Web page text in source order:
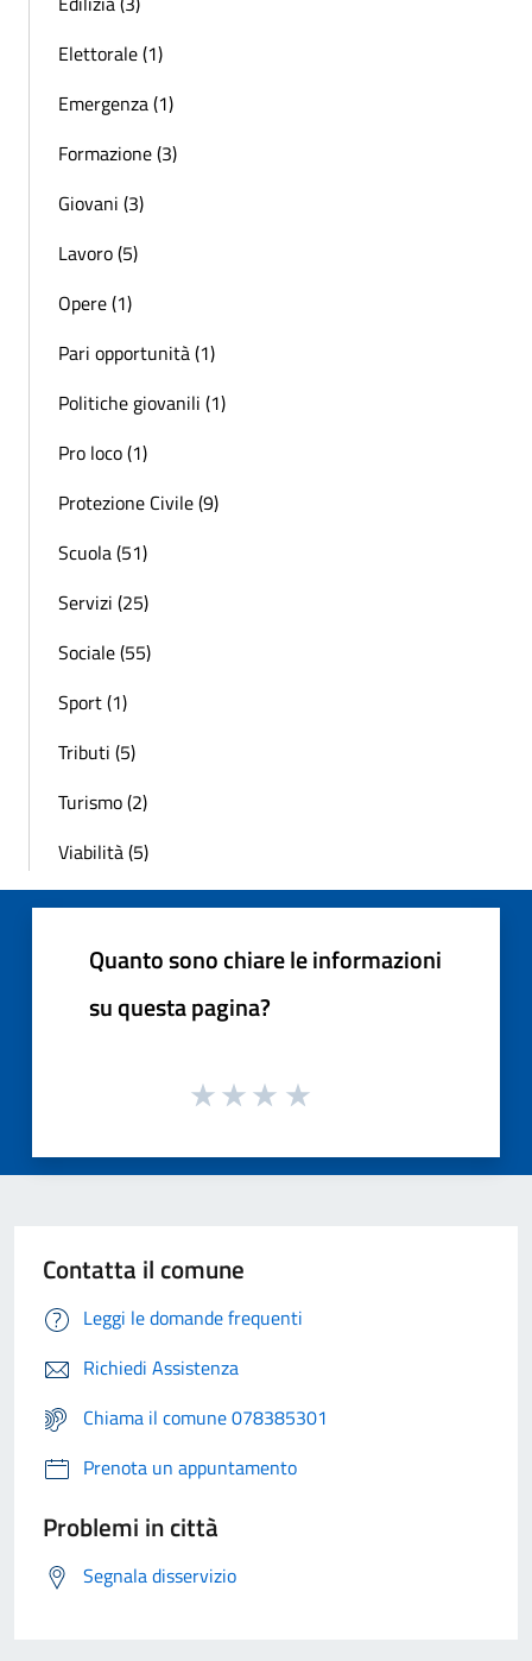
Elettorale (1)
Emergenza (1)
Formazione (3)
Giovani (3)
Lavoro (5)
Opere (1)
Pari opportunità (1)
Politiche giovanili (1)
Pro loco (1)
Protezione Civile (9)
Scuola (51)
Servizi (25)
Sociale (55)
Sport (1)
Tributi (5)
Turismo (2)
Viabilità (5)
Quanto sono chiare le informazioni
su questa pagina?
Contatta il comune
Leggi le domande frequenti
Richiedi Assistenza
Chiama il comune 078385301
Prenota un appuntamento
Problemi in città
Segnala disservizio